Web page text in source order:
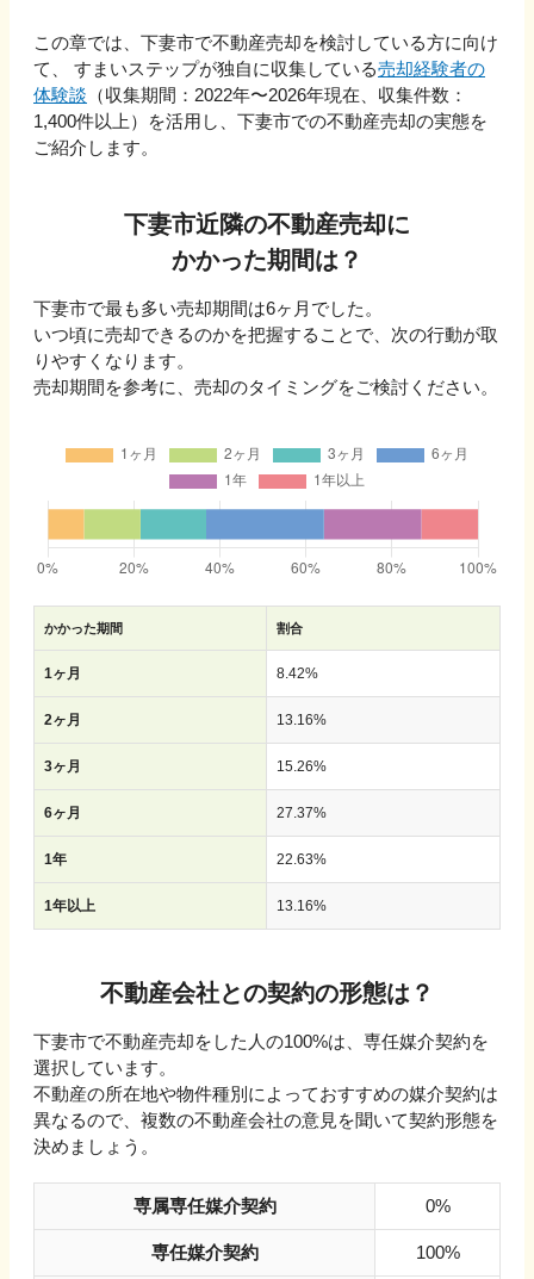
この章では、 下妻市で不動産売却を検討している方に向け
て、 すまいステップが独自に収集している売却経験者の
体験談 （収集期間：2022年〜2026年現在、収集件数：
1,400件以上）を活用し、 下妻市での不動産売却の実態を
ご紹介します。
下妻市近隣の不動産売却に
かかった期間は？
下妻市で最も多い売却期間は6ヶ月 でした。
いつ頃に売却できるのかを把握することで、次の行動が取
りやすくなります。
売却期間を参考に、売却のタイミングをご検討ください。
かかった期間 割合
1ヶ月 8.42%
2ヶ月 13.16%
3ヶ月 15.26%
6ヶ月 27.37%
1年 22.63%
1年以上 13.16%
不動産会社との契約の形態は？
下妻市で不動産売却をした人の100%は、専任媒介契約を
選択しています。
不動産の所在地や物件種別によっておすすめの媒介契約は
異なるので、複数の不動産会社の意見を聞いて契約形態を
決めましょう。
専属専任媒介契約 0%
専任媒介契約 100%